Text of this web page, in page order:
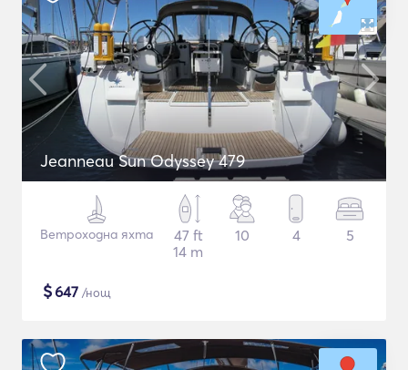
Jeanneau Sun Odyssey 479
Ветроходна яхта
47 ft
14 m
10 4 5
$647 /нощ